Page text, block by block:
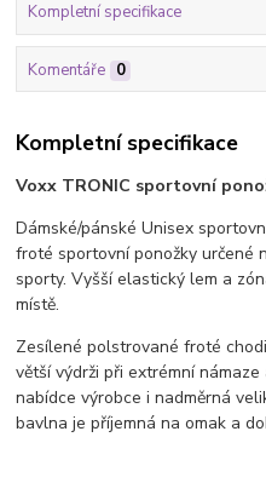
Kompletní specifikace
Komentáře 0
Kompletní specifikace
Voxx TRONIC sportovní
Dámské/pánské Unisex
froté sportovní ponožky určené
sporty. Vyšší elastický lem a
místě.
Zesílené polstrované froté
větší výdrži při extrémní
nabídce výrobce i nadměrná
bavlna je příjemná na omak a